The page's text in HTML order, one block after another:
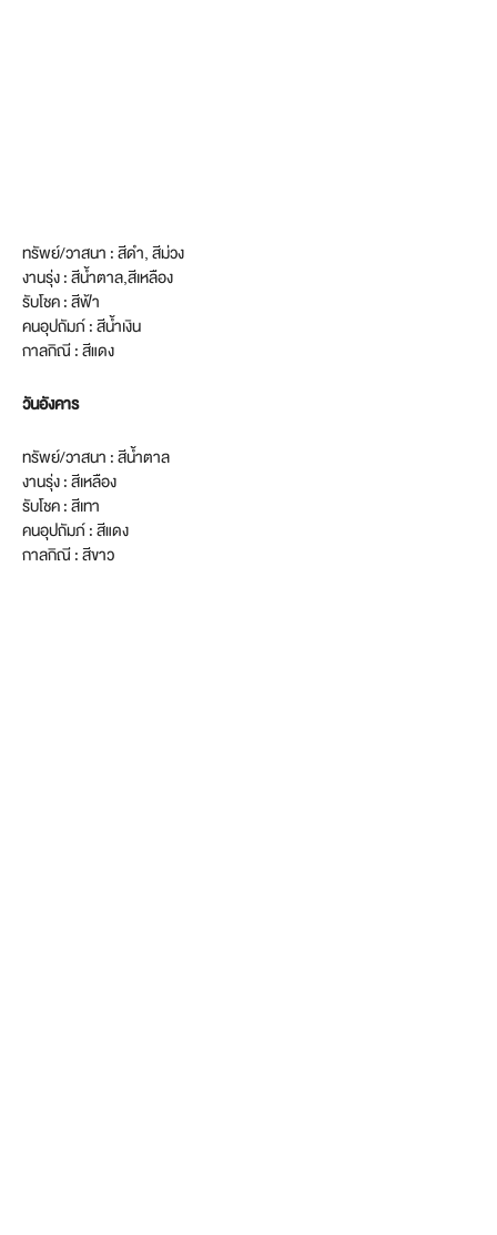
ทรัพย์/วาสนา : สีดำ, สีม่วง
งานรุ่ง : สีน้ำตาล,สีเหลือง
รับโชค : สีฟ้า
คนอุปถัมภ์ : สีน้ำเงิน
กาลกิณี : สีแดง
วันอังคาร
ทรัพย์/วาสนา : สีน้ำตาล
งานรุ่ง : สีเหลือง
รับโชค : สีเทา
คนอุปถัมภ์ : สีแดง
กาลกิณี : สีขาว